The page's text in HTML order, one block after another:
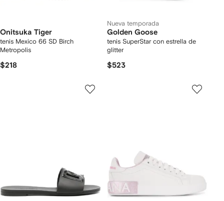
Onitsuka Tiger
tenis Mexico 66 SD Birch
Metropolis
$218
Nueva temporada
Golden Goose
tenis SuperStar con estrella de
glitter
$523